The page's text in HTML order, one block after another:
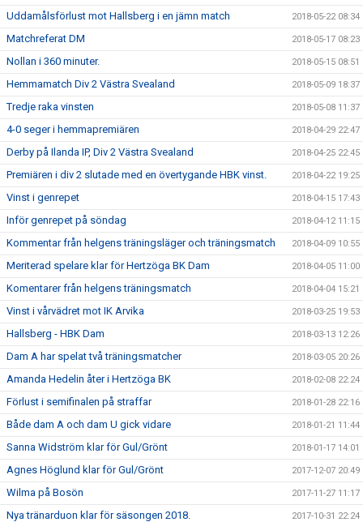
Uddamålsförlust mot Hallsberg i en jämn match 2018-05-22 08:34
Matchreferat DM 2018-05-17 08:23
Nollan i 360 minuter. 2018-05-15 08:51
Hemmamatch Div 2 Västra Svealand 2018-05-09 18:37
Tredje raka vinsten 2018-05-08 11:37
4-0 seger i hemmapremiären 2018-04-29 22:47
Derby på Ilanda IP, Div 2 Västra Svealand 2018-04-25 22:45
Premiären i div 2 slutade med en övertygande HBK vinst. 2018-04-22 19:25
Vinst i genrepet 2018-04-15 17:43
Inför genrepet på söndag 2018-04-12 11:15
Kommentar från helgens träningsläger och träningsmatch 2018-04-09 10:55
Meriterad spelare klar för Hertzöga BK Dam 2018-04-05 11:00
Komentarer från helgens träningsmatch 2018-04-04 15:21
Vinst i vårvädret mot IK Arvika 2018-03-25 19:53
Hallsberg - HBK Dam 2018-03-13 12:26
Dam A har spelat två träningsmatcher 2018-03-05 20:26
Amanda Hedelin åter i Hertzöga BK 2018-02-08 22:24
Förlust i semifinalen på straffar 2018-01-28 22:16
Både dam A och dam U gick vidare 2018-01-21 11:44
Sanna Widström klar för Gul/Grönt 2018-01-17 14:01
Agnes Höglund klar för Gul/Grönt 2017-12-07 20:49
Wilma på Bosön 2017-11-27 11:17
Nya tränarduon klar för säsongen 2018. 2017-10-31 22:24